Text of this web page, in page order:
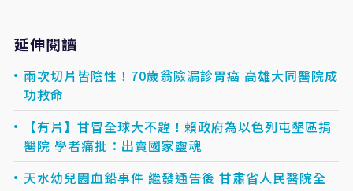
延伸閱讀
兩次切片皆陰性！70歲翁險漏診胃癌 高雄大同醫院成
功救命
【有片】甘冒全球大不韙！賴政府為以色列屯墾區捐
醫院 學者痛批：出賣國家靈魂
天水幼兒園血鉛事件 繼發通告後 甘肅省人民醫院全